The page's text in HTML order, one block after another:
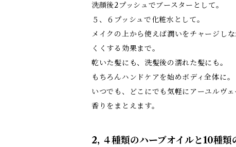
洗顔後2プッシュでブースターとして。
５、６プッシュで化粧水として。
メイクの上から使えば潤いをチャージし
くくする効果まで。
乾いた髪にも、洗髪後の濡れた髪にも。
もちろんハンドケアを始めボディ全体に。
いつでも、どこにでも気軽にアーユルヴ
香りをまとえます。
2, ４種類のハーブオイルと10種類